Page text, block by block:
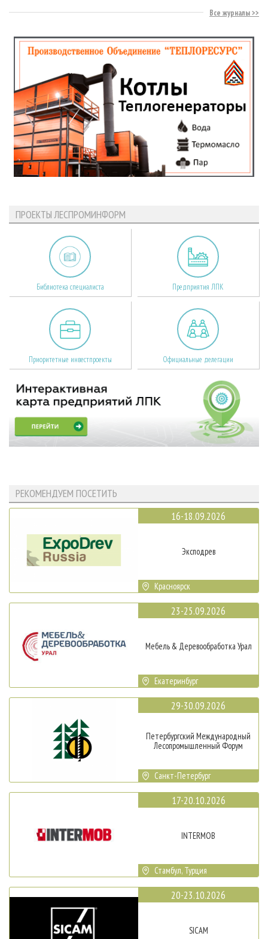
Все журналы
ПРОЕКТЫ ЛЕСПРОМИНФОРМ
Библиотека специалиста Предприятия ЛПК
Приоритетные инвестпроекты Официальные делегации
РЕКОМЕНДУЕМ ПОСЕТИТЬ
16-18.09.2026
Эксподрев
Красноярск
23-25.09.2026
Мебель & Деревообработка Урал
Екатеринбург
29-30.09.2026
Петербургский Международный
Лесопромышленный Форум
Санкт-Петербург
17-20.10.2026
INTERMOB
Стамбул, Турция
20-23.10.2026
SICAM